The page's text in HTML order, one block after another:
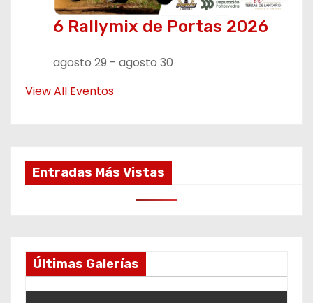
6 Rallymix de Portas 2026
agosto 29 - agosto 30
View All Eventos
Entradas Más Vistas
Últimas Galerías